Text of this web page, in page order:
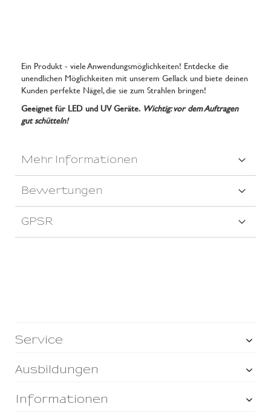
Ein Produkt - viele Anwendungsmöglichkeiten! Entdecke die
unendlichen Möglichkeiten mit unserem Gellack und biete deinen
Kunden perfekte Nägel, die sie zum Strahlen bringen!
Geeignet für LED und UV Geräte. Wichtig: vor dem Auftragen
gut schütteln!
Mehr Informationen
Bewertungen
GPSR
Service
Ausbildungen
Informationen